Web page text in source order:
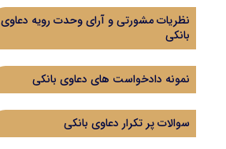
نظریات مشورتی و آرای وحدت رویه دعاوی
بانکی
نمونه دادخواست های دعاوی بانکی
سوالات پر تکرار دعاوی بانکی